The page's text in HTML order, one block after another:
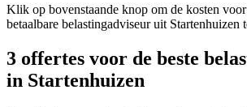
Klik op bovenstaande knop om de kosten
betaalbare belastingadviseur uit Startenhuizen
3 offertes voor de beste
in Startenhuizen